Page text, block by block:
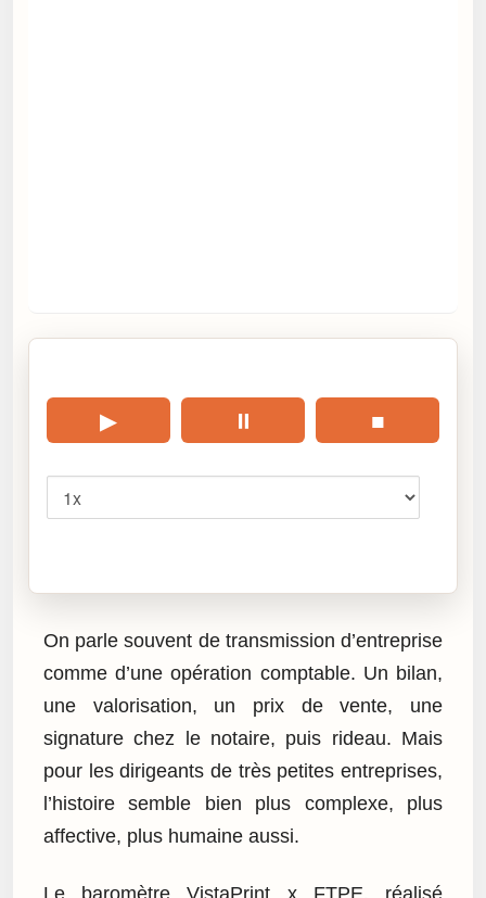
▶ ⏸ ■
On parle souvent de transmission d’entreprise
comme d’une opération comptable. Un bilan,
une valorisation, un prix de vente, une
signature chez le notaire, puis rideau. Mais
pour les dirigeants de très petites entreprises,
l’histoire semble bien plus complexe, plus
affective, plus humaine aussi.
Le baromètre VistaPrint x FTPE, réalisé